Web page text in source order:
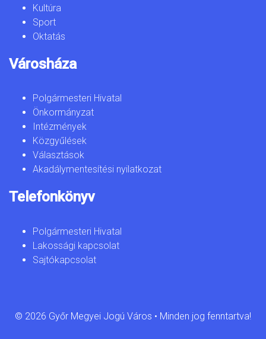
Kultúra
Sport
Oktatás
Városháza
Polgármesteri Hivatal
Önkormányzat
Intézmények
Közgyűlések
Választások
Akadálymentesítési nyilatkozat
Telefonkönyv
Polgármesteri Hivatal
Lakossági kapcsolat
Sajtókapcsolat
© 2026 Győr Megyei Jogú Város • Minden jog fenntartva!